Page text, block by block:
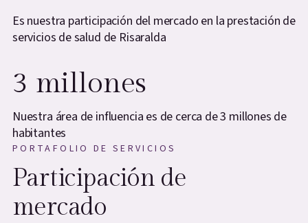
PORTAFOLIO DE SERVICIOS
Participación de
mercado
Es nuestra participación del mercado en la prestación de
servicios de salud de Risaralda
3 millones
Nuestra área de influencia es de cerca de 3 millones de
habitantes